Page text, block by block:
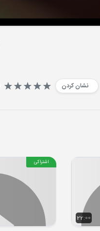
نشان کردن
22:00
اشتراکی